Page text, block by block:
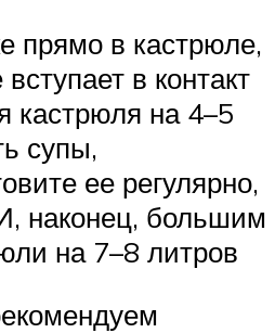
прямо в кастрюле,
в контакт
кастрюля на 4–5
супы,
ее регулярно,
наконец, большим
на 7–8 литров